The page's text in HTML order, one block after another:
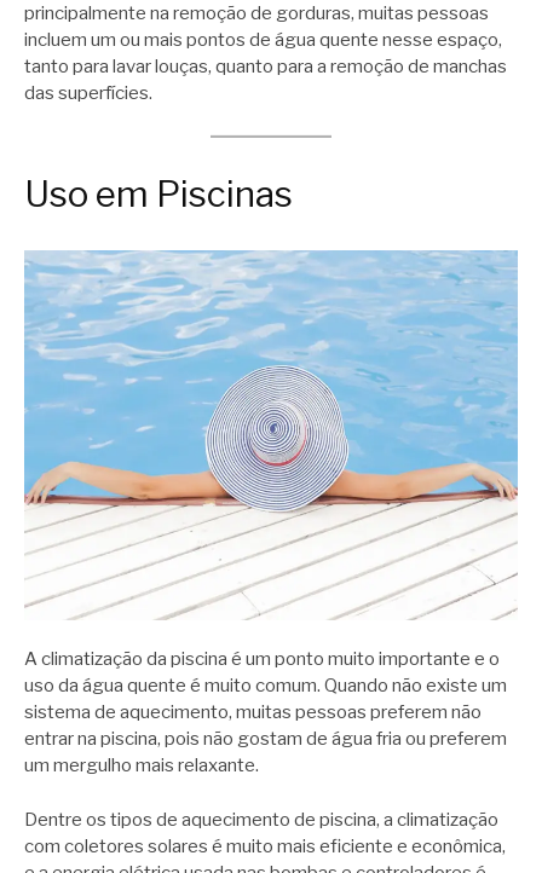
principalmente na remoção de gorduras, muitas pessoas
incluem um ou mais pontos de água quente nesse espaço,
tanto para lavar louças, quanto para a remoção de manchas
das superfícies.
Uso em Piscinas
A climatização da piscina é um ponto muito importante e o
uso da água quente é muito comum. Quando não existe um
sistema de aquecimento, muitas pessoas preferem não
entrar na piscina, pois não gostam de água fria ou preferem
um mergulho mais relaxante.
Dentre os tipos de aquecimento de piscina, a climatização
com coletores solares é muito mais eficiente e econômica,